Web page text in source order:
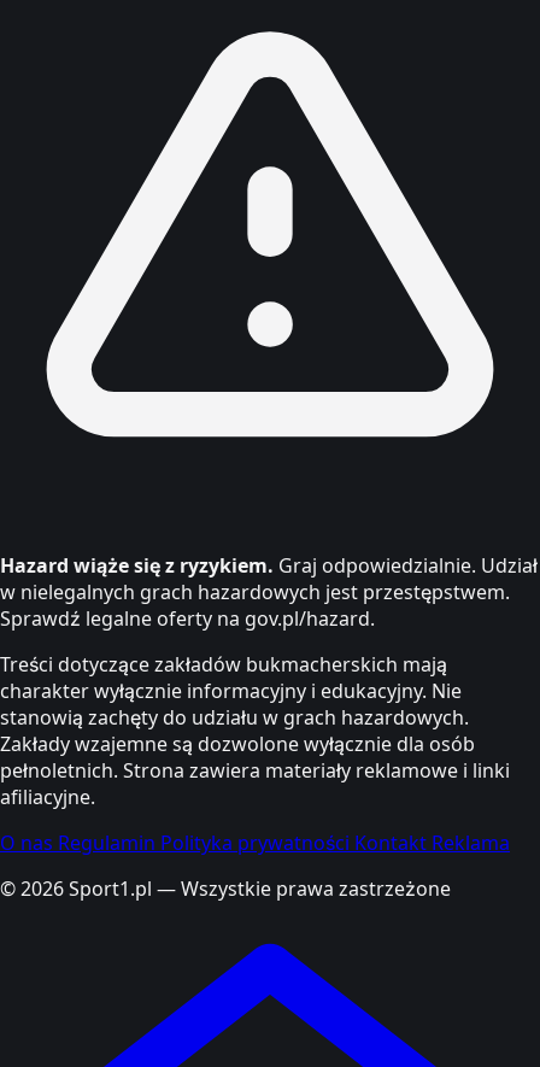
Hazard wiąże się z ryzykiem. Graj odpowiedzialnie. Udział
w nielegalnych grach hazardowych jest przestępstwem.
Sprawdź legalne oferty na gov.pl/hazard.
Treści dotyczące zakładów bukmacherskich mają
charakter wyłącznie informacyjny i edukacyjny. Nie
stanowią zachęty do udziału w grach hazardowych.
Zakłady wzajemne są dozwolone wyłącznie dla osób
pełnoletnich. Strona zawiera materiały reklamowe i linki
afiliacyjne.
O nas Regulamin Polityka prywatności Kontakt Reklama
© 2026 Sport1.pl — Wszystkie prawa zastrzeżone